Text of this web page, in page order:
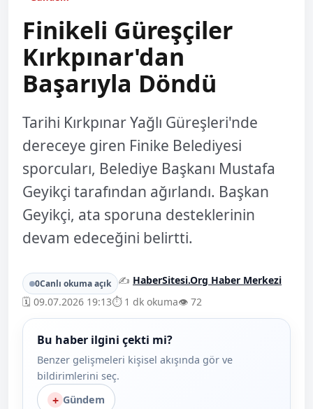
Finikeli Güreşçiler
Kırkpınar'dan
Başarıyla Döndü
Tarihi Kırkpınar Yağlı Güreşleri'nde
dereceye giren Finike Belediyesi
sporcuları, Belediye Başkanı Mustafa
Geyikçi tarafından ağırlandı. Başkan
Geyikçi, ata sporuna desteklerinin
devam edeceğini belirtti.
✍️ HaberSitesi.Org Haber Merkezi
🗓️ 09.07.2026 19:13⏱️ 1 dk okuma👁️ 72
0Canlı okuma açık
Bu haber ilgini çekti mi?
Benzer gelişmeleri kişisel akışında gör ve
bildirimlerini seç.
+ Gündem